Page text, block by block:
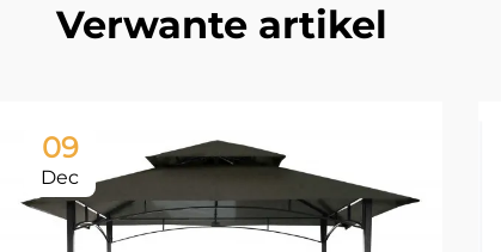
Verwante artikel
09
Dec